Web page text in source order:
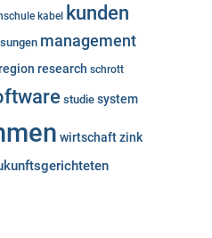
kabel kunden
management
research schrott
studie system
wirtschaftzink